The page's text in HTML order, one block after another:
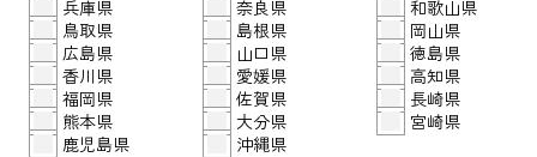
兵庫県
奈良県
和歌山県
鳥取県
島根県
岡山県
広島県
山口県
徳島県
香川県
愛媛県
高知県
福岡県
佐賀県
長崎県
熊本県
大分県
宮崎県
鹿児島県
沖縄県